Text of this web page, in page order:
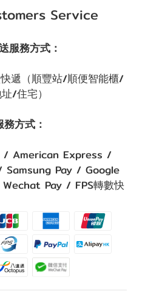
Service
服務方式：
遞（順豐站/順便智能櫃/
/住宅）
方式：
American Express /
Pay / Google
Pay / FPS轉數快